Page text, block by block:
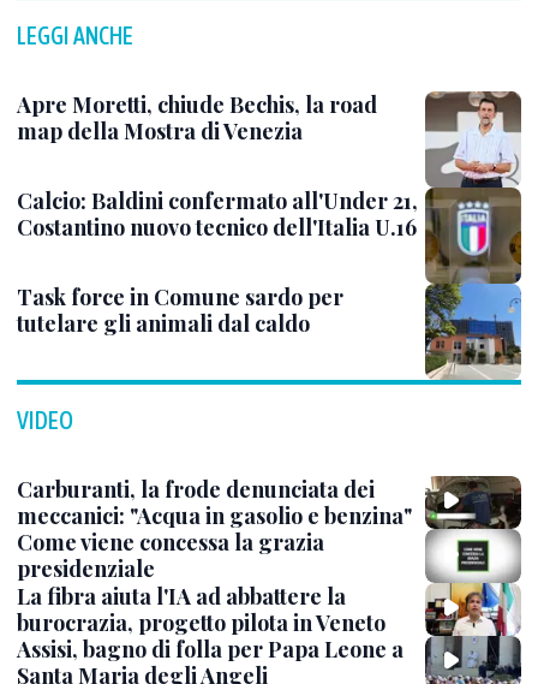
LEGGI ANCHE
Apre Moretti, chiude Bechis, la road
map della Mostra di Venezia
Calcio: Baldini confermato all'Under 21,
Costantino nuovo tecnico dell'Italia U.16
Task force in Comune sardo per
tutelare gli animali dal caldo
VIDEO
Carburanti, la frode denunciata dei
meccanici: "Acqua in gasolio e benzina"
Come viene concessa la grazia
presidenziale
La fibra aiuta l'IA ad abbattere la
burocrazia, progetto pilota in Veneto
Assisi, bagno di folla per Papa Leone a
Santa Maria degli Angeli